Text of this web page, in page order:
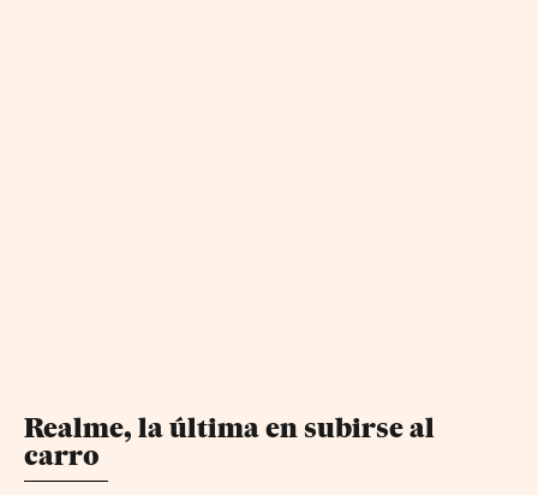
Realme, la última en subirse al
carro